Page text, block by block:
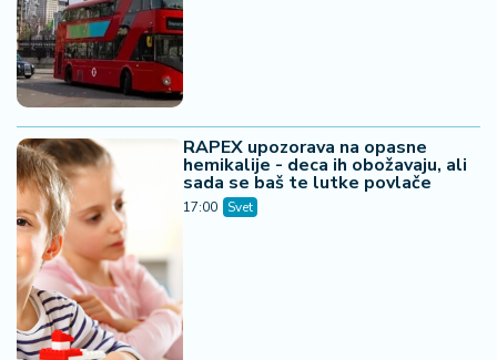
RAPEX upozorava na opasne
hemikalije - deca ih obožavaju, ali
sada se baš te lutke povlače
17:00 Svet